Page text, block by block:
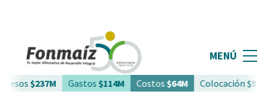
$237M Gastos$114M Costos$64M Colocación$961M
MENÚ